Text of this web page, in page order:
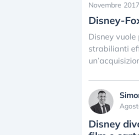
Novembre 2017
Disney-
Disney
strabilianti
Disney